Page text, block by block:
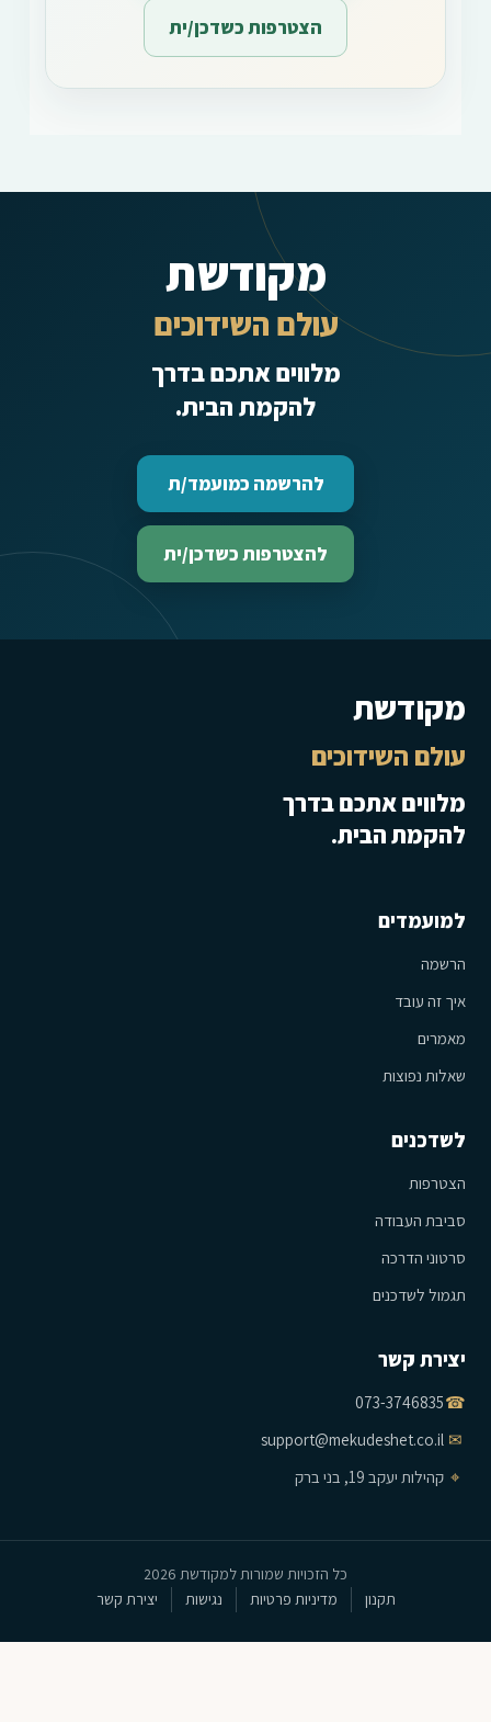
הצטרפות כשדכן/ית
מקודשת
עולם השידוכים
מלווים אתכם בדרך
להקמת הבית.
להרשמה כמועמד/ת
להצטרפות כשדכן/ית
מקודשת
עולם השידוכים
מלווים אתכם בדרך
להקמת הבית.
למועמדים
הרשמה
איך זה עובד
מאמרים
שאלות נפוצות
לשדכנים
הצטרפות
סביבת העבודה
סרטוני הדרכה
תגמול לשדכנים
יצירת קשר
☎
073-3746835
✉
support@mekudeshet.co.il
⌖ קהילות יעקב 19, בני ברק
כל הזכויות שמורות למקודשת 2026
תקנון
מדיניות פרטיות נגישות יצירת קשר